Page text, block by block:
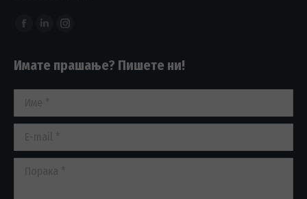
Find us on:
Facebook
opens
window
Linkedin
opens
window
Instagram
opens
window
Имате прашање? Пишете ни!